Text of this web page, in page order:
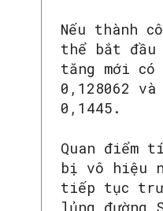
Nếu thành
thể bắt đầu
tăng mới
0,128062
0,1445.
Quan điểm
bị vô hiệu
tiếp tục
lủng đường